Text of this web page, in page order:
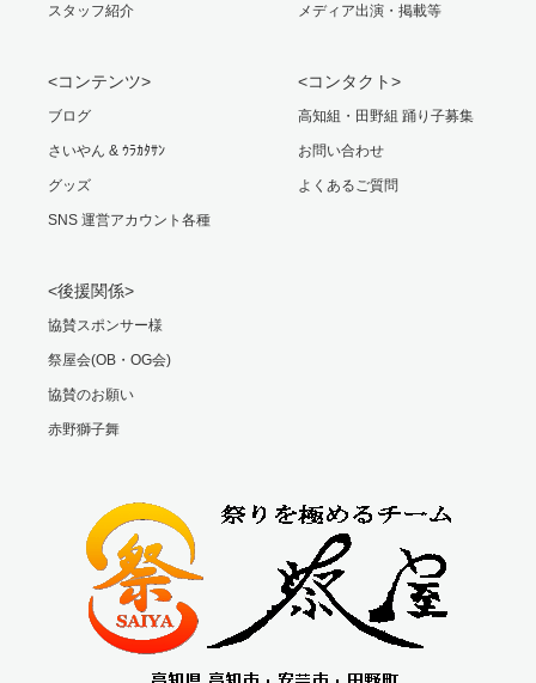
スタッフ紹介 メディア出演・掲載等
<コンテンツ>
ブログ
さいやん & ｳﾗｶﾀｻﾝ
グッズ
SNS 運営アカウント各種
<コンタクト>
高知組・田野組 踊り子募集
お問い合わせ
よくあるご質問
<後援関係>
協賛スポンサー様
祭屋会(OB・OG会)
協賛のお願い
赤野獅子舞